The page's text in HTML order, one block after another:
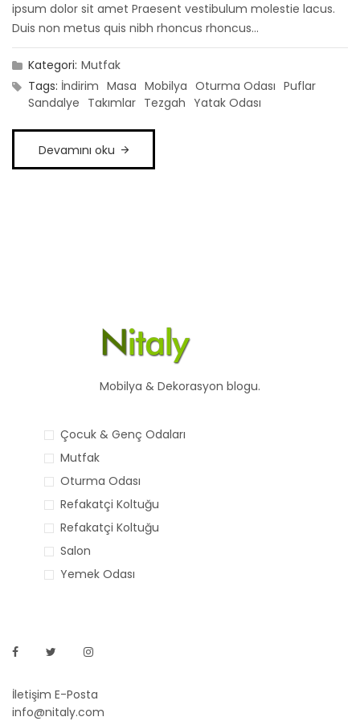
ipsum dolor sit amet Praesent vestibulum molestie lacus.
Duis non metus quis nibh rhoncus rhoncus...
Kategori: Mutfak
Tags: İndirim Masa Mobilya Oturma Odası Puflar
Sandalye Takımlar Tezgah Yatak Odası
Devamını oku
Mobilya & Dekorasyon blogu.
Çocuk & Genç Odaları
Mutfak
Oturma Odası
Refakatçi Koltuğu
Refakatçi Koltuğu
Salon
Yemek Odası
İletişim E-Posta
info@nitaly.com